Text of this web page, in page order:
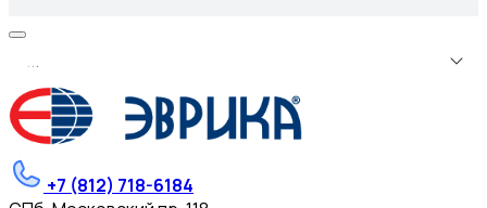
...
+7 (812) 718-6184